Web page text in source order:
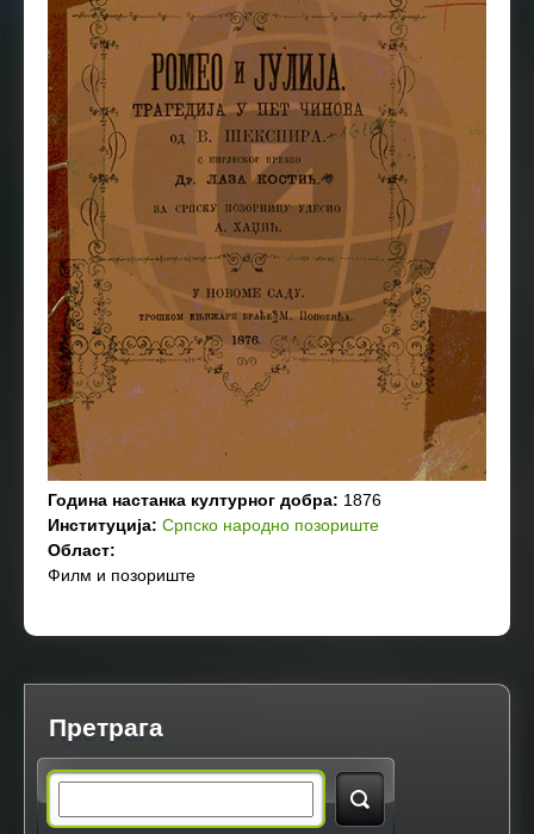
Година настанка културног добра: 1876
Институција: Српско народно позориште
Област:
Филм и позориште
Претрага